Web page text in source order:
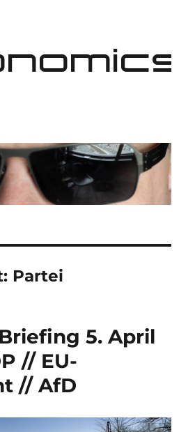
Partei
5. April
// EU-
// AfD